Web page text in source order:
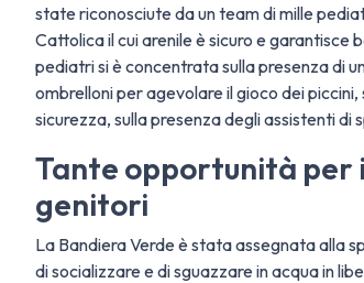
state riconosciute da un team di mille
Cattolica il cui arenile è sicuro e garantisce
pediatri si è concentrata sulla presenza di
ombrelloni per agevolare il gioco dei
sicurezza, sulla presenza degli assistenti
Tante opportunità per
genitori
La Bandiera Verde è stata assegnata alla
di socializzare e di sguazzare in acqua in